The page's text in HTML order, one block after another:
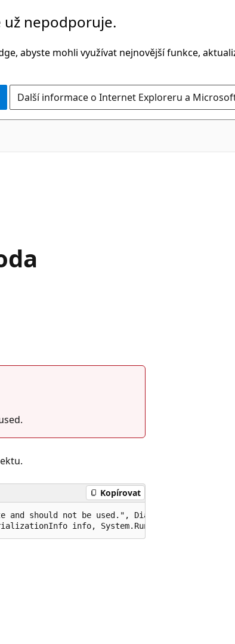
už nepodporuje.
abyste mohli využívat nejnovější funkce,
Další informace o Internet Exploreru a
Kopírovat
should not be used.",
info,